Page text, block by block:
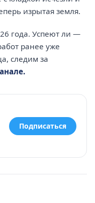
изрытая земля.
года. Успеют ли —
ранее уже
следим за
Подписаться